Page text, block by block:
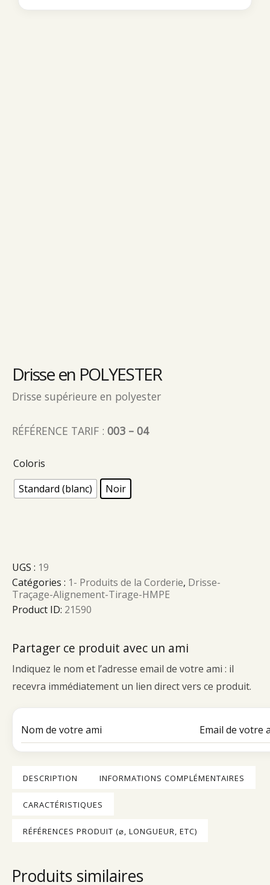
Drisse en POLYESTER
Drisse supérieure en polyester
RÉFÉRENCE TARIF : 003 – 04
Coloris
Standard (blanc)
Noir
UGS : 19
Catégories : 1- Produits de la Corderie, Drisse-
Traçage-Alignement-Tirage-HMPE
Product ID: 21590
Partager ce produit avec un ami
Indiquez le nom et l’adresse email de votre ami : il
recevra immédiatement un lien direct vers ce produit.
DESCRIPTION INFORMATIONS COMPLÉMENTAIRES
CARACTÉRISTIQUES
RÉFÉRENCES PRODUIT (⌀, LONGUEUR, ETC)
Produits similaires